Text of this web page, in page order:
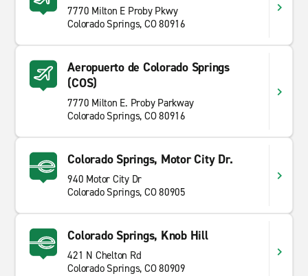
7770 Milton E Proby Pkwy
Colorado Springs, CO 80916
Aeropuerto de Colorado Springs
(COS)
7770 Milton E. Proby Parkway
Colorado Springs, CO 80916
Colorado Springs, Motor City Dr.
940 Motor City Dr
Colorado Springs, CO 80905
Colorado Springs, Knob Hill
421 N Chelton Rd
Colorado Springs, CO 80909